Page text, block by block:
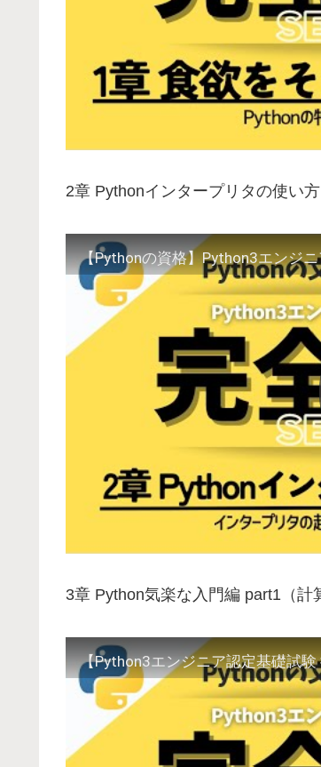
2章 Pythonインタープリタの使い方
3章 Python気楽な入門編 part1（計
【Python3エンジニア認定基礎試